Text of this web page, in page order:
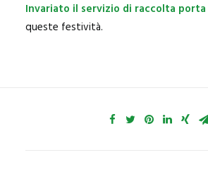
Invariato il servizio di raccolta
queste festività.